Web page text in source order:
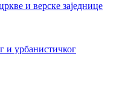
и верске заједнице
и урбанистичког